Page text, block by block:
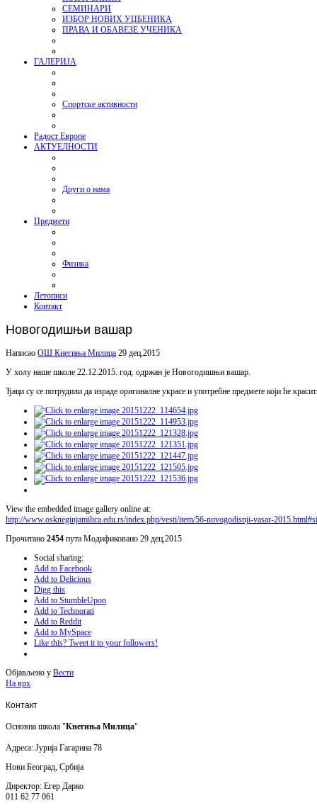
СЕМИНАРИ
ИЗБОР НОВИХ УЏБЕНИКА
ПРАВА И ОБАВЕЗЕ УЧЕНИКА
ГАЛЕРИЈА
Спортске активности
Радост Европе
АКТУЕЛНОСТИ
Други о нама
Предмети
Физика
Летописи
Контакт
Новогодишњи вашар
Написао ОШ Кнегиња Милица 29 дец,2015
У холу наше школе 22.12.2015. год. одржан је Новогодишњи вашар.
Ђаци су се потрудили да израде оригиналне украсе и употребне предмете који ће
View the embedded image gallery online at:
http://www.oskneginjamilica.edu.rs/index.php/vesti/item/56-novogodisnji-vasar-
Прочитано 2454 пута Модификовано 29 дец,2015
Social sharing:
Add to Facebook
Add to Delicious
Digg this
Add to StumbleUpon
Add to Technorati
Add to Reddit
Add to MySpace
Like this? Tweet it to your followers!
Објављено у Вести
На врх
Контакт
Основна школа "Кнегиња Милица"
Адреса: Јурија Гагарина 78
Нови Београд, Србија
Директор: Егер Дарко
011 62 77 061